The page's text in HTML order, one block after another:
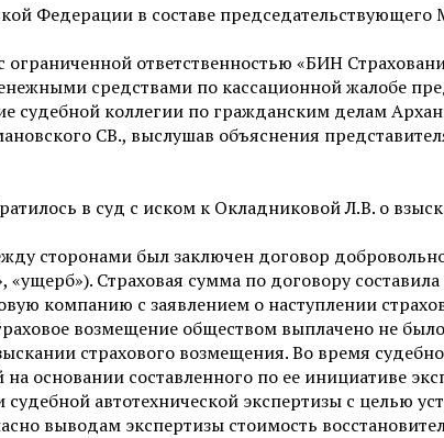
Федерации в составе
ответственностью «БИН
средствами по кассационной жалобе
коллегии по гражданским делам
СВ., выслушав объяснения
в суд с иском к Окладниковой Л.В. о
сторонами был заключен договор
Страховая сумма по договору составила
компанию с заявлением о наступлении
возмещение обществом выплачено не
страхового возмещения. Во время
основании составленного по ее инициативе
автотехнической экспертизы с целью
выводам экспертизы стоимость